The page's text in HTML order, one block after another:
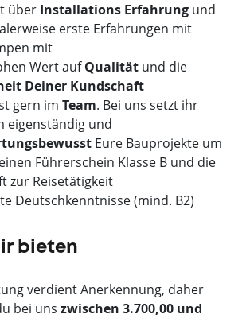
über Installations Erfahrung und
erste Erfahrungen mit
mit
Wert aufQualität und die
Deiner Kundschaft
gern im Team. Bei uns setzt ihr
eigenständig und
Eure Bauprojekte um
Führerschein Klasse B und die
zur Reisetätigkeit
Deutschkenntnisse (mind. B2)
bieten
verdient Anerkennung, daher
bei uns zwischen 3.700,00 und